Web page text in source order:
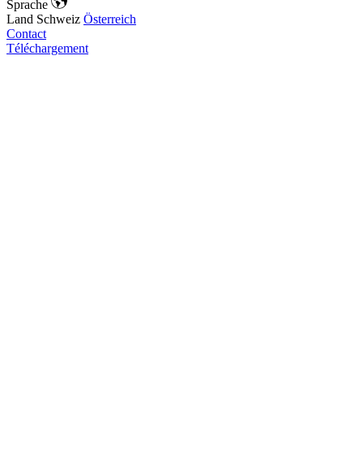
Sprache
Land Schweiz Österreich
Contact
Téléchargement